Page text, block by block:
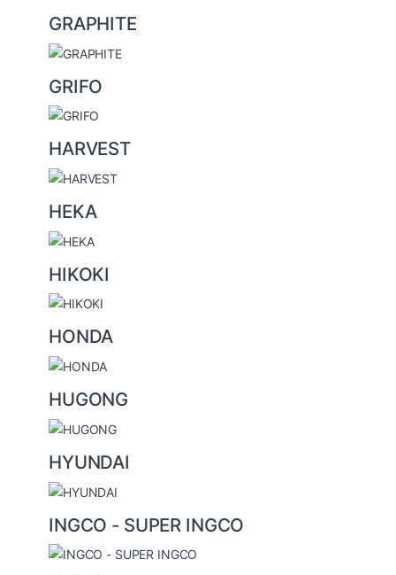
GRAPHITE
GRIFO
HARVEST
HEKA
HIKOKI
HONDA
HUGONG
HYUNDAI
INGCO - SUPER INGCO